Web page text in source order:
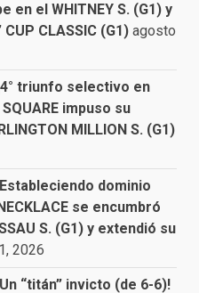
en el WHITNEY S. (G1) y
CUP CLASSIC (G1) agosto
triunfo selectivo en
impuso su
MILLION S. (G1)
dominio
se encumbró
S. (G1) y extendió su
2026
“titán” invicto (de 6-6)!